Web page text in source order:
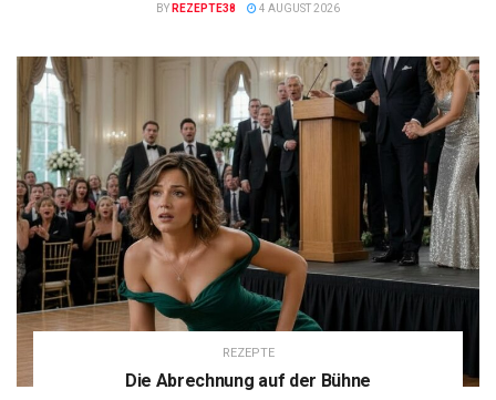
BY REZEPTE38 4 AUGUST 2026
REZEPTE
Die Abrechnung auf der Bühne